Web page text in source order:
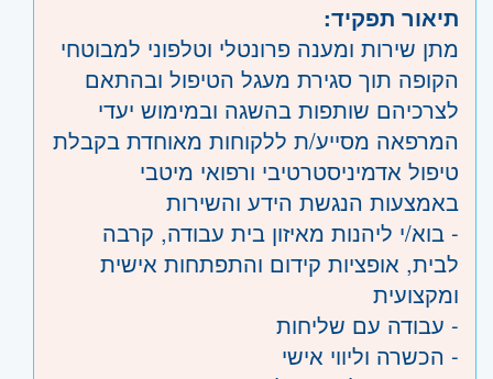
תיאור תפקיד:
מתן שירות ומענה פרונטלי וטלפוני למבוטחי
הקופה תוך סגירת מעגל הטיפול ובהתאם
לצרכיהם שותפות בהשגה ובמימוש יעדי
המרפאה מסייע/ת ללקוחות מאוחדת בקבלת
טיפול אדמיניסטרטיבי ורפואי מיטבי
באמצעות הנגשת הידע והשירות
- בוא/י ליהנות מאיזון בית עבודה, קרבה
לבית, אופציות קידום והתפתחות אישית
ומקצועית
- עבודה עם שליחות
- הכשרה וליווי אישי